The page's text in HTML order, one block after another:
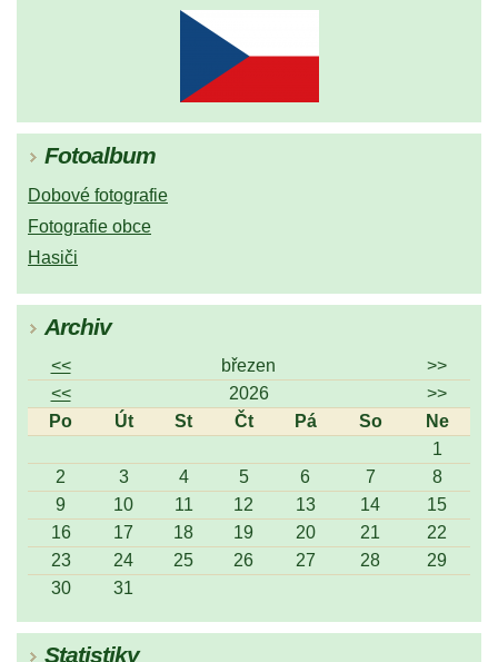
Fotoalbum
Dobové fotografie
Fotografie obce
Hasiči
Archiv
<< březen
>>
<<
2026
>>
Po
Út St Čt Pá So
Ne
1
2
3 4 5 6 7
8
9
10 11 12 13 14
15
16
17 18 19 20 21
22
23
24 25 26 27 28
29
30
31
Statistiky